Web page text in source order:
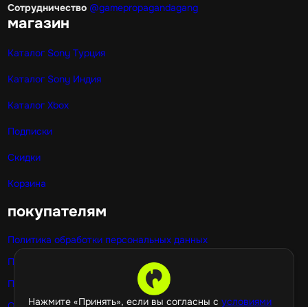
Нажмите «Принять», если вы согласны с условиями
Сотрудничество @gamepropagandagang
магазин
Каталог Sony Турция
Каталог Sony Индия
Каталог Xbox
Подписки
Скидки
Корзина
покупателям
Политика обработки персональных данных
Публичная оферта
Политика использования cookie